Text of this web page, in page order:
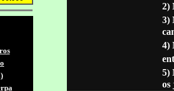
2)
3)
4)
5)
os